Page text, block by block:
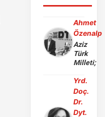
Ahmet
Özenalp
Aziz
Türk
Milleti;
Yrd.
Doç.
Dr.
Dyt.